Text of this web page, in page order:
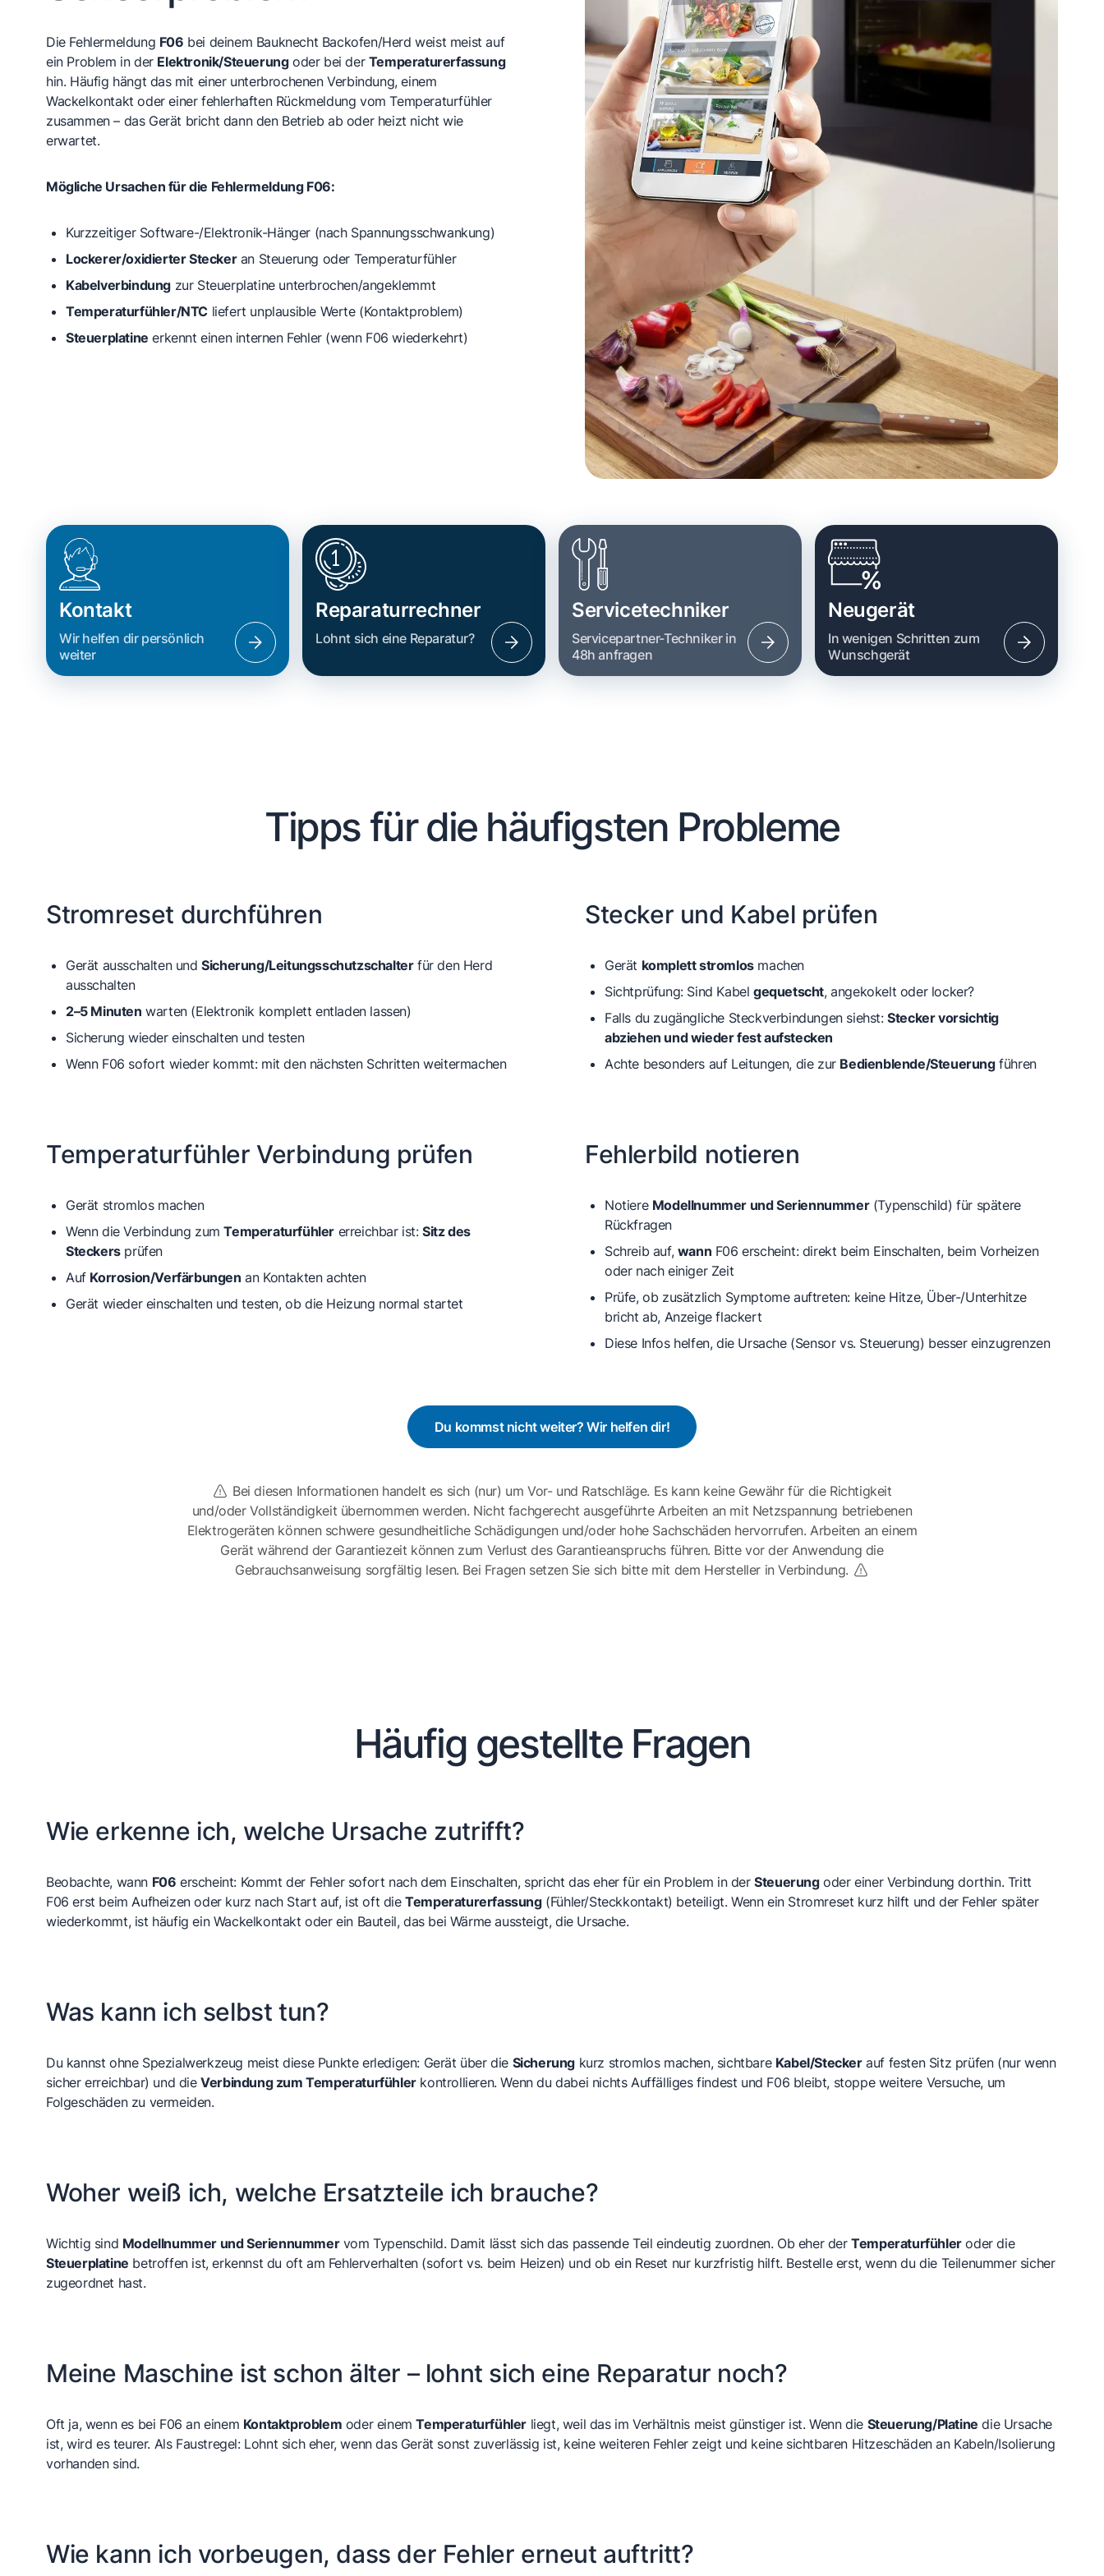
Die Fehlermeldung F06 bei deinem Bauknecht Backofen/Herd weist meist auf
ein Problem in der Elektronik/Steuerungoder bei der Temperaturerfassung
hin. Häufig hängt das mit einer unterbrochenen Verbindung, einem
Wackelkontakt oder einer fehlerhaften Rückmeldung vom Temperaturfühler
zusammen – das Gerät bricht dann den Betrieb ab oder heizt nicht wie
erwartet.
Mögliche Ursachen für die Fehlermeldung F06:
Kurzzeitiger Software-/Elektronik-Hänger (nach Spannungsschwankung)
Lockerer/oxidierter Steckeran Steuerung oder Temperaturfühler
Kabelverbindung zur Steuerplatine unterbrochen/angeklemmt
Temperaturfühler/NTC liefert unplausible Werte (Kontaktproblem)
Steuerplatine erkennt einen internen Fehler (wenn F06 wiederkehrt)
Kontakt
Wir helfen dir persönlich
weiter
Reparaturrechner
Lohnt sich eine Reparatur?
Servicetechniker
Servicepartner-Techniker in
48h anfragen
Neugerät
In wenigen Schritten zum
Wunschgerät
Tipps für die häufigsten Probleme
Stromreset durchführen
Gerät ausschalten undSicherung/Leitungsschutzschalterfür den Herd
ausschalten
2–5 Minuten warten (Elektronik komplett entladen lassen)
Sicherung wieder einschalten und testen
Wenn F06 sofort wieder kommt: mit den nächsten Schritten weitermachen
Stecker und Kabel prüfen
Gerät komplett stromlosmachen
Sichtprüfung: Sind Kabel gequetscht, angekokelt oder locker?
Falls du zugängliche Steckverbindungen siehst:Stecker vorsichtig
abziehen und wieder fest aufstecken
Achte besonders auf Leitungen, die zur Bedienblende/Steuerungführen
Temperaturfühler Verbindung prüfen
Gerät stromlos machen
Wenn die Verbindung zumTemperaturfühler erreichbar ist:Sitz des
Steckersprüfen
Auf Korrosion/Verfärbungen an Kontakten achten
Gerät wieder einschalten und testen, ob die Heizung normal startet
Fehlerbild notieren
Notiere Modellnummer und Seriennummer(Typenschild) für spätere
Rückfragen
Schreib auf, wann F06 erscheint: direkt beim Einschalten, beim Vorheizen
oder nach einiger Zeit
Prüfe, ob zusätzlich Symptome auftreten: keine Hitze, Über-/Unterhitze
bricht ab, Anzeige flackert
Diese Infos helfen, die Ursache (Sensor vs. Steuerung) besser einzugrenzen
Du kommst nicht weiter? Wir helfen dir!
Bei diesen Informationen handelt es sich (nur) um Vor- und Ratschläge. Es kann keine Gewähr für die Richtigkeit
und/oder Vollständigkeit übernommen werden. Nicht fachgerecht ausgeführte Arbeiten an mit Netzspannung betriebenen
Elektrogeräten können schwere gesundheitliche Schädigungen und/oder hohe Sachschäden hervorrufen. Arbeiten an einem
Gerät während der Garantiezeit können zum Verlust des Garantieanspruchs führen. Bitte vor der Anwendung die
Gebrauchsanweisung sorgfältig lesen. Bei Fragen setzen Sie sich bitte mit dem Hersteller in Verbindung.
Häufig gestellte Fragen
Wie erkenne ich, welche Ursache zutrifft?
Beobachte, wann F06 erscheint: Kommt der Fehler sofort nach dem Einschalten, spricht das eher für ein Problem in derSteuerungoder einer Verbindung dorthin. Tritt
F06 erst beim Aufheizen oder kurz nach Start auf, ist oft dieTemperaturerfassung(Fühler/Steckkontakt) beteiligt. Wenn ein Stromreset kurz hilft und der Fehler später
wiederkommt, ist häufig ein Wackelkontakt oder ein Bauteil, das bei Wärme aussteigt, die Ursache.
Was kann ich selbst tun?
Du kannst ohne Spezialwerkzeug meist diese Punkte erledigen: Gerät über die Sicherung kurz stromlos machen, sichtbare Kabel/Steckerauf festen Sitz prüfen (nur wenn
sicher erreichbar) und dieVerbindung zum Temperaturfühlerkontrollieren. Wenn du dabei nichts Auffälliges findest und F06 bleibt, stoppe weitere Versuche, um
Folgeschäden zu vermeiden.
Woher weiß ich, welche Ersatzteile ich brauche?
Wichtig sind Modellnummer und Seriennummervom Typenschild. Damit lässt sich das passende Teil eindeutig zuordnen. Ob eher derTemperaturfühleroder die
Steuerplatine betroffen ist, erkennst du oft am Fehlerverhalten (sofort vs. beim Heizen) und ob ein Reset nur kurzfristig hilft. Bestelle erst, wenn du die Teilenummer sicher
zugeordnet hast.
Meine Maschine ist schon älter – lohnt sich eine Reparatur noch?
Oft ja, wenn es bei F06 an einem Kontaktproblem oder einemTemperaturfühler liegt, weil das im Verhältnis meist günstiger ist. Wenn die Steuerung/Platine die Ursache
ist, wird es teurer. Als Faustregel: Lohnt sich eher, wenn das Gerät sonst zuverlässig ist, keine weiteren Fehler zeigt und keine sichtbaren Hitzeschäden an Kabeln/Isolierung
vorhanden sind.
Wie kann ich vorbeugen, dass der Fehler erneut auftritt?